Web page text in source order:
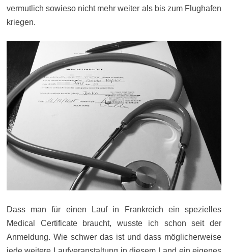
vermutlich sowieso nicht mehr weiter als bis zum Flughafen
kriegen.
Dass man für einen Lauf in Frankreich ein spezielles
Medical Certificate braucht, wusste ich schon seit der
Anmeldung. Wie schwer das ist und dass möglicherweise